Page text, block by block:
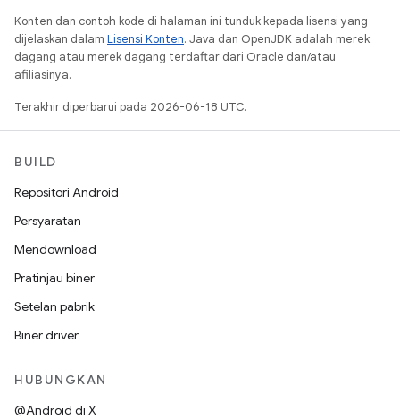
Konten dan contoh kode di halaman ini tunduk kepada lisensi yang
dijelaskan dalam Lisensi Konten. Java dan OpenJDK adalah merek
dagang atau merek dagang terdaftar dari Oracle dan/atau
afiliasinya.
Terakhir diperbarui pada 2026-06-18 UTC.
BUILD
Repositori Android
Persyaratan
Mendownload
Pratinjau biner
Setelan pabrik
Biner driver
HUBUNGKAN
@Android di X